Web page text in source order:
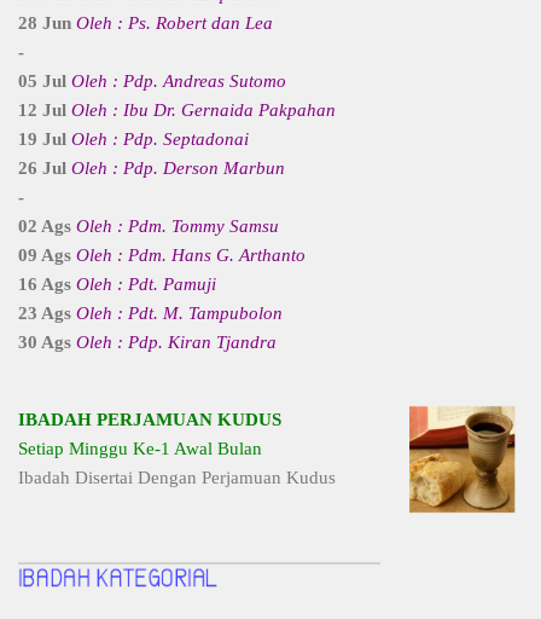
28 Jun Oleh : Ps. Robert dan Lea
-
05 Jul Oleh : Pdp. Andreas Sutomo
12 Jul Oleh : Ibu Dr. Gernaida Pakpahan
19 Jul Oleh : Pdp. Septadonai
26 Jul Oleh : Pdp. Derson Marbun
-
02 Ags Oleh : Pdm. Tommy Samsu
09 Ags Oleh : Pdm. Hans G. Arthanto
16 Ags Oleh : Pdt. Pamuji
23 Ags Oleh : Pdt. M. Tampubolon
30 Ags Oleh : Pdp. Kiran Tjandra
IBADAH PERJAMUAN KUDUS
Setiap Minggu Ke-1 Awal Bulan
Ibadah Disertai Dengan Perjamuan Kudus